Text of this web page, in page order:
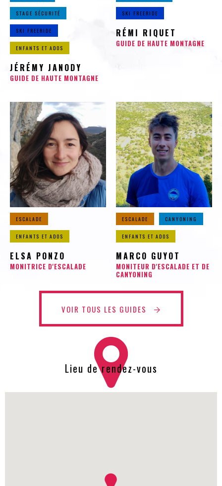
STAGE SÉCURITÉ
SKI FREERIDE
ENFANTS ET ADOS
JÉRÉMY JANODY
GUIDE DE HAUTE MONTAGNE
SKI FREERIDE
RÉMI RIQUET
GUIDE DE HAUTE MONTAGNE
ESCALADE
ENFANTS ET ADOS
ELSA PONZO
MONITRICE D'ESCALADE
ESCALADE CANYONING
ENFANTS ET ADOS
MARCO GUYOT
MONITEUR D'ESCALADE ET DE
CANYONING
VOIR TOUS LES GUIDES
Lieu de rendez-vous